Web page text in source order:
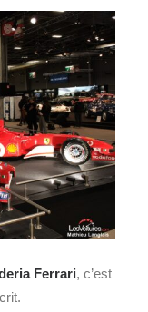
Ferrari, c’est